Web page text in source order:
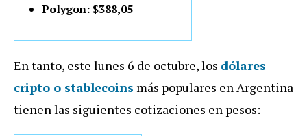
Polygon: $388,05
En tanto, este lunes 6 de octubre, los dólares
cripto o stablecoins más populares en Argentina
tienen las siguientes cotizaciones en pesos: